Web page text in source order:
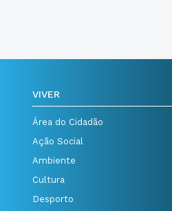
VIVER
Área do Cidadão
Ação Social
Ambiente
Cultura
Desporto